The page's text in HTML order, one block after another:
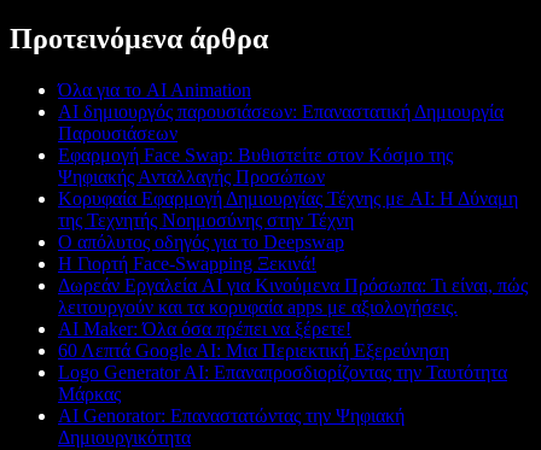
Προτεινόμενα άρθρα
Όλα για το AI Animation
AI δημιουργός παρουσιάσεων: Επαναστατική Δημιουργία
Παρουσιάσεων
Εφαρμογή Face Swap: Βυθιστείτε στον Κόσμο της
Ψηφιακής Ανταλλαγής Προσώπων
Κορυφαία Εφαρμογή Δημιουργίας Τέχνης με AI: Η Δύναμη
της Τεχνητής Νοημοσύνης στην Τέχνη
Ο απόλυτος οδηγός για το Deepswap
Η Γιορτή Face-Swapping Ξεκινά!
Δωρεάν Εργαλεία AI για Κινούμενα Πρόσωπα: Τι είναι, πώς
λειτουργούν και τα κορυφαία apps με αξιολογήσεις.
AI Maker: Όλα όσα πρέπει να ξέρετε!
60 Λεπτά Google AI: Μια Περιεκτική Εξερεύνηση
Logo Generator AI: Επαναπροσδιορίζοντας την Ταυτότητα
Μάρκας
AI Genorator: Επαναστατώντας την Ψηφιακή
Δημιουργικότητα